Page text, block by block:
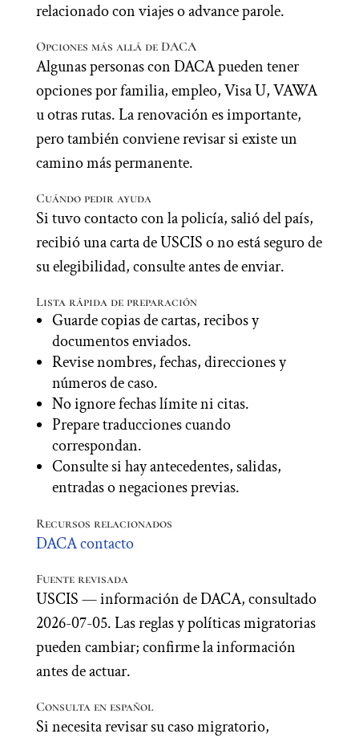
relacionado con viajes o advance parole.
Opciones más allá de DACA
Algunas personas con DACA pueden tener
opciones por familia, empleo, Visa U, VAWA
u otras rutas. La renovación es importante,
pero también conviene revisar si existe un
camino más permanente.
Cuándo pedir ayuda
Si tuvo contacto con la policía, salió del país,
recibió una carta de USCIS o no está seguro de
su elegibilidad, consulte antes de enviar.
Lista rápida de preparación
Guarde copias de cartas, recibos y
documentos enviados.
Revise nombres, fechas, direcciones y
números de caso.
No ignore fechas límite ni citas.
Prepare traducciones cuando
correspondan.
Consulte si hay antecedentes, salidas,
entradas o negaciones previas.
Recursos relacionados
DACAcontacto
Fuente revisada
USCIS — información de DACA, consultado
2026-07-05. Las reglas y políticas migratorias
pueden cambiar; confirme la información
antes de actuar.
Consulta en español
Si necesita revisar su caso migratorio,